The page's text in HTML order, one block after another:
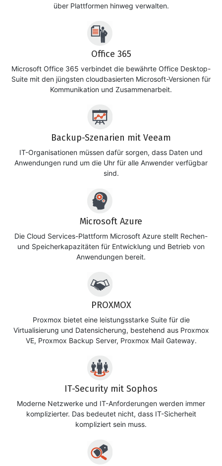
über Plattformen hinweg verwalten.
Office 365
Microsoft Office 365 verbindet die bewährte Office Desktop-
Suite mit den jüngsten cloudbasierten Microsoft-Versionen für
Kommunikation und Zusammenarbeit.
Backup-Szenarien mit Veeam
IT-Organisationen müssen dafür sorgen, dass Daten und
Anwendungen rund um die Uhr für alle Anwender verfügbar
sind.
Microsoft Azure
Die Cloud Services-Plattform Microsoft Azure stellt Rechen-
und Speicherkapazitäten für Entwicklung und Betrieb von
Anwendungen bereit.
PROXMOX
Proxmox bietet eine leistungsstarke Suite für die
Virtualisierung und Datensicherung, bestehend aus Proxmox
VE, Proxmox Backup Server, Proxmox Mail Gateway.
IT-Security mit Sophos
Moderne Netzwerke und IT-Anforderungen werden immer
komplizierter. Das bedeutet nicht, dass IT-Sicherheit
kompliziert sein muss.